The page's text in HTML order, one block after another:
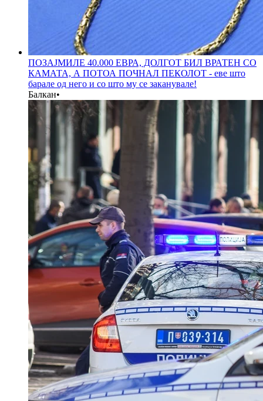
ПОЗАЈМИЛЕ 40.000 ЕВРА, ДОЛГОТ БИЛ ВРАТЕН СО
КАМАТА, А ПОТОА ПОЧНАЛ ПЕКОЛОТ - еве што
барале од него и со што му се заканувале!
Балкан•